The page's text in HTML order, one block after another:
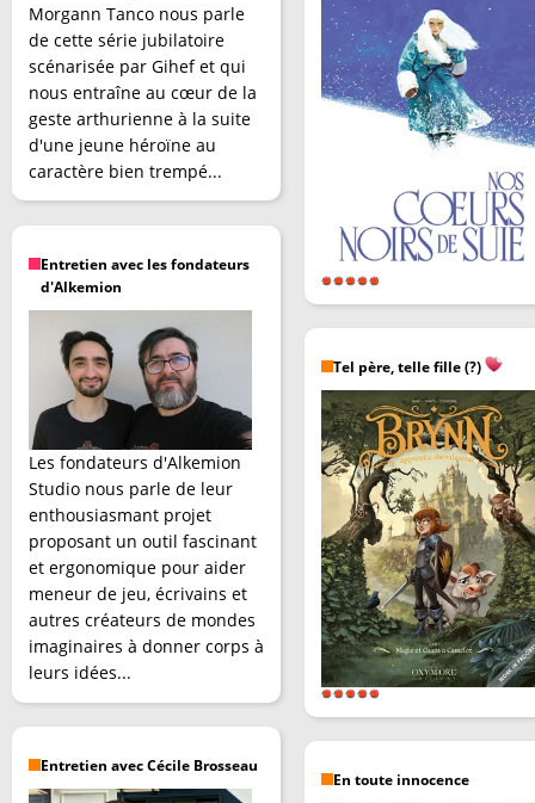
Morgann Tanco nous parle
de cette série jubilatoire
scénarisée par Gihef et qui
nous entraîne au cœur de la
geste arthurienne à la suite
d'une jeune héroïne au
caractère bien trempé...
Entretien avec les fondateurs
d'Alkemion
Les fondateurs d'Alkemion
Studio nous parle de leur
enthousiasmant projet
proposant un outil fascinant
et ergonomique pour aider
meneur de jeu, écrivains et
autres créateurs de mondes
imaginaires à donner corps à
leurs idées...
Entretien avec Cécile Brosseau
Tel père, telle fille (?)
En toute innocence